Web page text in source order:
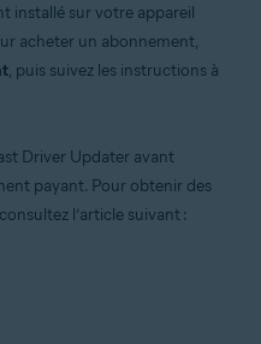
installé sur votre appareil
acheter un abonnement,
, puis suivez les instructions à
Driver Updater avant
payant. Pour obtenir des
l’article suivant :